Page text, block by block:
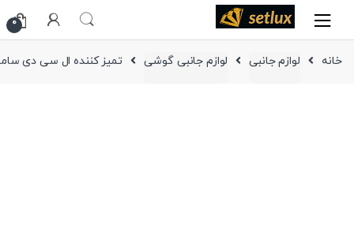
navigation
content
0
خانه لوازم جانبی لوازم جانبی گوشی تمیز کننده ال سی دی